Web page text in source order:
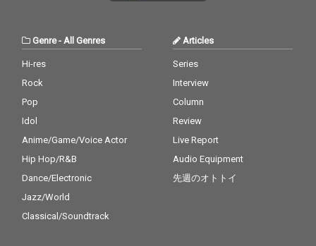
Genre- All Genres
Hi-res
Rock
Pop
Idol
Anime/Game/Voice Actor
Hip Hop/R&B
Dance/Electronic
Jazz/World
Classical/Soundtrack
Articles
Series
Interview
Column
Review
Live Report
Audio Equipment
先週のオトトイ